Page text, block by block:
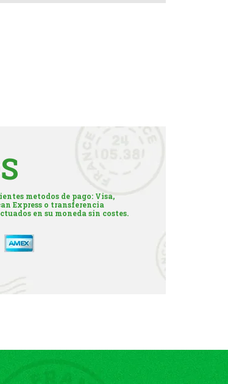
metodos de pago: Visa,
Express o transferencia
en su moneda sin costes.